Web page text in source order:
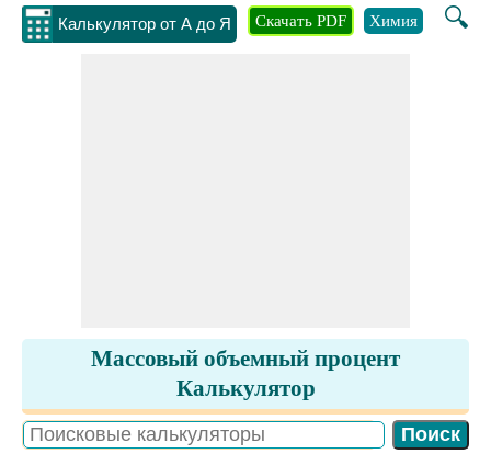
Калькулятор от А до Я 🔍
Скачать PDF Химия
Массовый объемный процент
Калькулятор